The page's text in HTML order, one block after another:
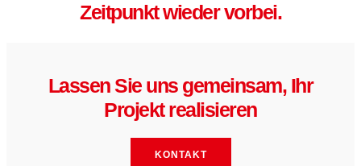
Zeitpunkt wieder vorbei.
Lassen Sie uns gemeinsam, Ihr
Projekt realisieren
KONTAKT